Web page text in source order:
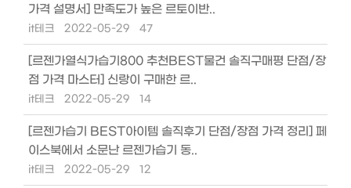
가격 설명서] 만족도가 높은 르토이반..
it테크 2022-05-29 47
[르젠가열식가습기800 추천BEST물건 솔직구매평 단점/장
점 가격 마스터] 신랑이 구매한 르..
it테크 2022-05-29 14
[르젠가습기 BEST아이템 솔직후기 단점/장점 가격 정리] 페
이스북에서 소문난 르젠가습기 동..
it테크 2022-05-29 12